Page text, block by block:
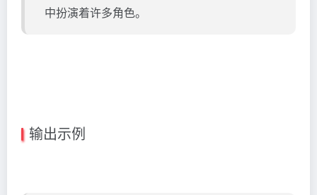
中扮演着许多角色。
输出示例